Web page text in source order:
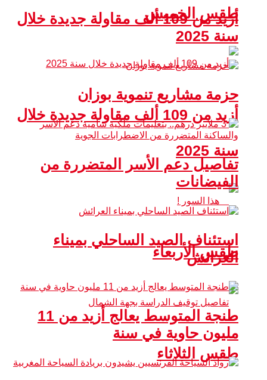
طقس الخميس
أزيد من 109 ألف مقاولة جديدة خلال
سنة 2025
طقس الأربعاء
طقس الثلاثاء
أزيد من 109 ألف مقاولة جديدة خلال
سنة 2025
حزمة مشاريع تنموية بوزان
تفاصيل دعم الأسر المتضررة من
الفيضانات
استئناف الصيد الساحلي بميناء
العرائش
طنجة المتوسط يعالج أزيد من 11
مليون حاوية في سنة